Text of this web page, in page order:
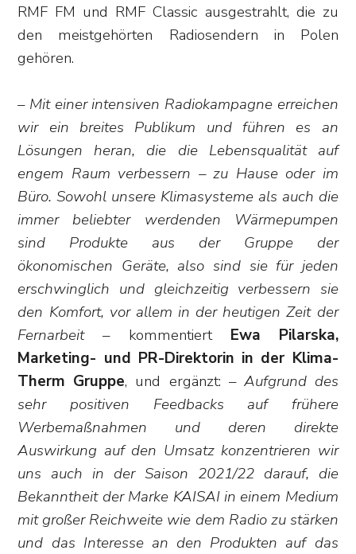
RMF FM und RMF Classic ausgestrahlt, die zu
den meistgehörten Radiosendern in Polen
gehören.
– Mit einer intensiven Radiokampagne erreichen
wir ein breites Publikum und führen es an
Lösungen heran, die die Lebensqualität auf
engem Raum verbessern – zu Hause oder im
Büro. Sowohl unsere Klimasysteme als auch die
immer beliebter werdenden Wärmepumpen
sind Produkte aus der Gruppe der
ökonomischen Geräte, also sind sie für jeden
erschwinglich und gleichzeitig verbessern sie
den Komfort, vor allem in der heutigen Zeit der
Fernarbeit– kommentiert Ewa Pilarska,
Marketing- und PR-Direktorin in der Klima-
Therm Gruppe, und ergänzt: – Aufgrund des
sehr positiven Feedbacks auf frühere
Werbemaßnahmen und deren direkte
Auswirkung auf den Umsatz konzentrieren wir
uns auch in der Saison 2021/22 darauf, die
Bekanntheit der Marke KAISAI in einem Medium
mit großer Reichweite wie dem Radio zu stärken
und das Interesse an den Produkten auf das